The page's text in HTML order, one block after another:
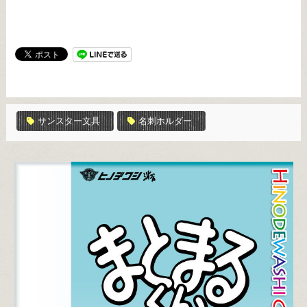
サンスター文具 名刺ホルダー